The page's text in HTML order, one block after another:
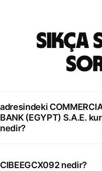
Sıkça
adresindeki
BANK (EGYPT) S.A.E.
nedir?
CIBEEGCX092 nedir?